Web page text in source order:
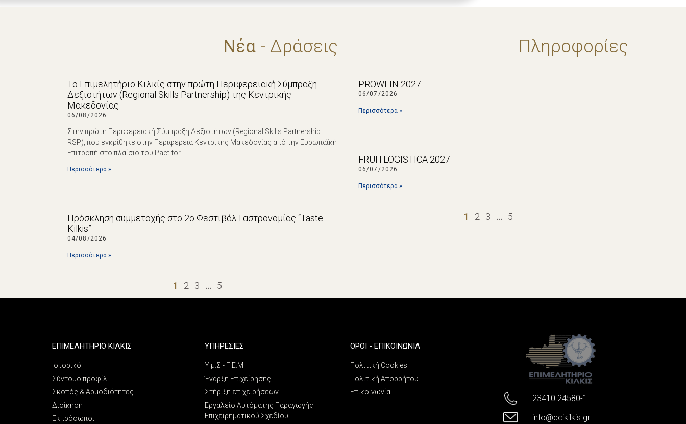
Νέα - Δράσεις
Το Επιμελητήριο Κιλκίς στην πρώτη Περιφερειακή Σύμπραξη
Δεξιοτήτων (Regional Skills Partnership) της Κεντρικής
Μακεδονίας
06/08/2026
Στην πρώτη Περιφερειακή Σύμπραξη Δεξιοτήτων (Regional Skills Partnership –
RSP), που εγκρίθηκε στην Περιφέρεια Κεντρικής Μακεδονίας από την Ευρωπαϊκή
Επιτροπή στο πλαίσιο του Pact for
Περισσότερα »
Πρόσκληση συμμετοχής στο 2ο Φεστιβάλ Γαστρονομίας “Taste
Kilkis”
04/08/2026
Περισσότερα »
1 2 3 … 5
Πληροφορίες
PROWEIN 2027
06/07/2026
Περισσότερα »
FRUITLOGISTICA 2027
06/07/2026
Περισσότερα »
1 2 3 … 5
ΕΠΙΜΕΛΗΤΗΡΙΟ ΚΙΛΚΙΣ
Ιστορικό
Σύντομο προφίλ
Σκοπός & Αρμοδιότητες
Διοίκηση
Εκπρόσωποι
ΥΠΗΡΕΣΙΕΣ
Υ.μ.Σ - Γ.Ε.ΜΗ
Έναρξη Επιχείρησης
Στήριξη επιχειρήσεων
Εργαλείο Αυτόματης Παραγωγής
Επιχειρηματικού Σχεδίου
ΌΡΟΙ - ΕΠΙΚΟΙΝΩΝΊΑ
Πολιτική Cookies
Πολιτική Απορρήτου
Επικοινωνία
23410 24580-1
info@ccikilkis.gr